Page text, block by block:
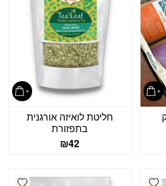
חליטת לואיזה אורגנית
בתפזורת
₪42
Add wishlist